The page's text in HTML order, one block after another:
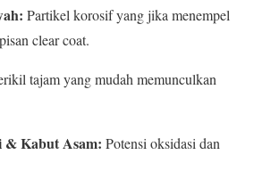
Partikel korosif yang jika menempel
clear coat.
tajam yang mudah memunculkan
& Kabut Asam: Potensi oksidasi dan